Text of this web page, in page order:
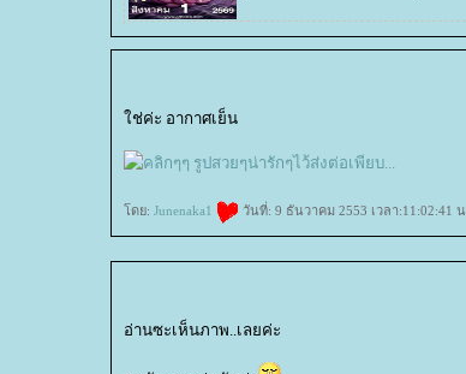
ช่ค่ะ อากาศเย็น
ดย: Junenaka1 วันที่: 9 ธันวาคม 2553 เวลา:11:02:41 น.
อ่านซะเห็นภาพ..เลยค่ะ